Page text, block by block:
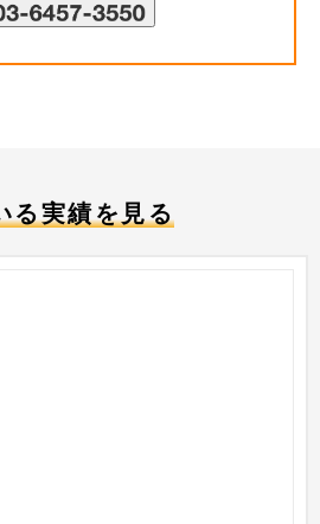
る実績を見る